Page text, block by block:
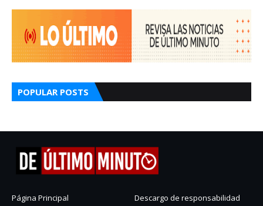
POPULAR POSTS
Página Principal
Descargo de responsabilidad